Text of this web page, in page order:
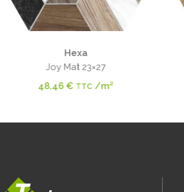
Hexa
Joy Mat 23×27
48,46 € TTC /m²